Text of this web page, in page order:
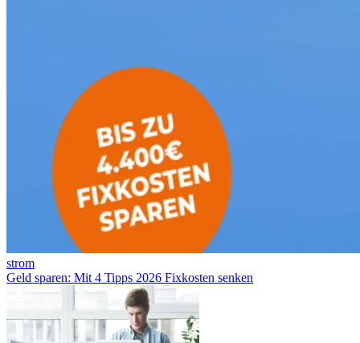
strom
Geld sparen: Mit 4 Tipps 2026 Fixkosten senken